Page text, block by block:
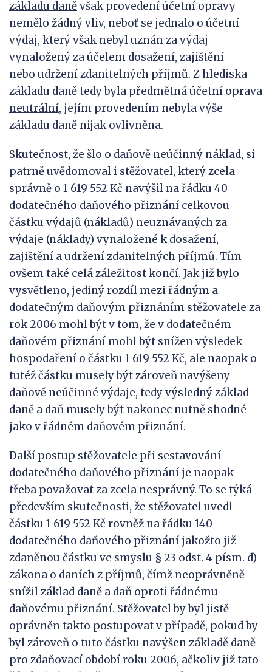
základu daněvšak provedení účetní opravy
nemělo žádný vliv, neboť se jednalo o účetní
výdaj, který však nebyl uznán za výdaj
vynaložený za účelem dosažení, zajištění
nebo udržení zdanitelných příjmů. Z hlediska
základu daně tedy byla předmětná účetní oprava
neutrální, jejím provedením nebyla výše
základu daně nijak ovlivněna.
Skutečnost, že šlo o daňově neúčinný náklad, si
patrně uvědomoval i stěžovatel, který zcela
správně o 1 619 552 Kč navýšil na řádku 40
dodatečného daňového přiznání celkovou
částku výdajů (nákladů) neuznávaných za
výdaje (náklady) vynaložené k dosažení,
zajištění a udržení zdanitelných příjmů. Tím
ovšem také celá záležitost končí. Jak již bylo
vysvětleno, jediný rozdíl mezi řádným a
dodatečným daňovým přiznáním stěžovatele za
rok 2006 mohl být v tom, že v dodatečném
daňovém přiznání mohl být snížen výsledek
hospodaření o částku 1 619 552 Kč, ale naopak o
tutéž částku musely být zároveň navýšeny
daňově neúčinné výdaje, tedy výsledný základ
daně a daň musely být nakonec nutně shodné
jako v řádném daňovém přiznání.
Další postup stěžovatele při sestavování
dodatečného daňového přiznání je naopak
třeba považovat za zcela nesprávný. To se týká
především skutečnosti, že stěžovatel uvedl
částku 1 619 552 Kč rovněž na řádku 140
dodatečného daňového přiznání jakožto již
zdaněnou částku ve smyslu § 23 odst. 4 písm. d)
zákona o daních z příjmů, čímž neoprávněně
snížil základ daně a daň oproti řádnému
daňovému přiznání. Stěžovatel by byl jistě
oprávněn takto postupovat v případě, pokud by
byl zároveň o tuto částku navýšen základě daně
pro zdaňovací období roku 2006, ačkoliv již tato